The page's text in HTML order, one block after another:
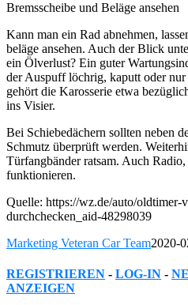
Bremsscheibe und Beläge ansehen
Kann man ein Rad abnehmen,
beläge ansehen. Auch der Blick
ein Ölverlust? Ein guter
der Auspuff löchrig, kaputt oder
gehört die Karosserie etwa
ins Visier.
Bei Schiebedächern sollten neben
Schmutz überprüft werden.
Türfangbänder ratsam. Auch
funktionieren.
Quelle: https://wz.de/auto/oldtimer-
durchchecken_aid-48298039
Marketing Veteran Car Team2020-
REGISTRIEREN - LOG-IN -
ANZEIGEN